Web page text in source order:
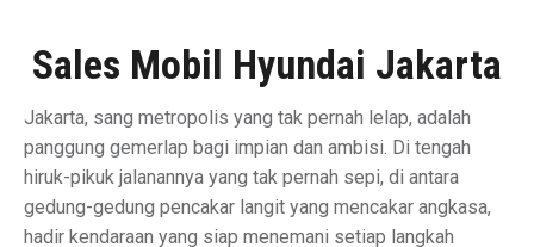
Sales Mobil Hyundai Jakarta
Jakarta, sang metropolis yang tak pernah lelap, adalah
panggung gemerlap bagi impian dan ambisi. Di tengah
hiruk-pikuk jalanannya yang tak pernah sepi, di antara
gedung-gedung pencakar langit yang mencakar angkasa,
hadir kendaraan yang siap menemani setiap langkah